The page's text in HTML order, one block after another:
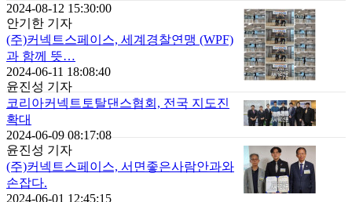
2024-08-12 15:30:00
안기한 기자
(주)커넥트스페이스, 세계경찰연맹 (WPF)
과 함께 뜻…
2024-06-11 18:08:40
윤진성 기자
코리아커넥트토탈댄스협회, 전국 지도진
확대
2024-06-09 08:17:08
윤진성 기자
(주)커넥트스페이스, 서면좋은사람안과와
손잡다.
2024-06-01 12:45:15